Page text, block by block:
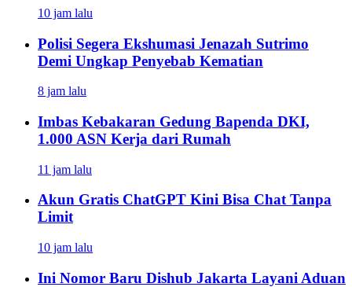
10 jam lalu
Polisi Segera Ekshumasi Jenazah Sutrimo
Demi Ungkap Penyebab Kematian
8 jam lalu
Imbas Kebakaran Gedung Bapenda DKI,
1.000 ASN Kerja dari Rumah
11 jam lalu
Akun Gratis ChatGPT Kini Bisa Chat Tanpa
Limit
10 jam lalu
Ini Nomor Baru Dishub Jakarta Layani Aduan